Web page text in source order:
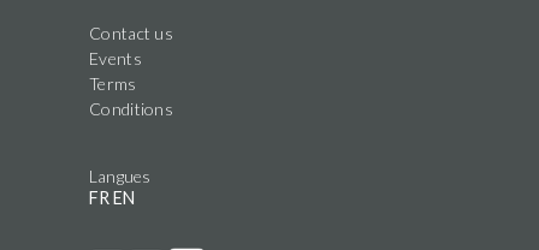
Contact us
Events
Terms
Conditions
Langues
FR EN